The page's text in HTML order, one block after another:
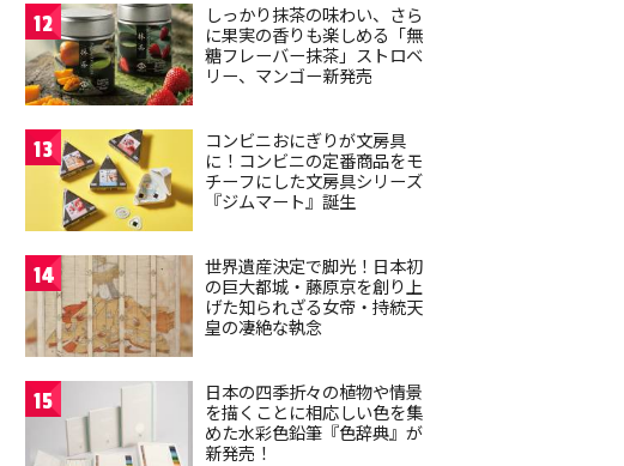
12
しっかり抹茶の味わい、さら
に果実の香りも楽しめる「無
糖フレーバー抹茶」ストロベ
リー、マンゴー新発売
13
コンビニおにぎりが文房具
に！コンビニの定番商品をモ
チーフにした文房具シリーズ
『ジムマート』誕生
14
世界遺産決定で脚光！日本初
の巨大都城・藤原京を創り上
げた知られざる女帝・持統天
皇の凄絶な執念
15
日本の四季折々の植物や情景
を描くことに相応しい色を集
めた水彩色鉛筆『色辞典』が
新発売！